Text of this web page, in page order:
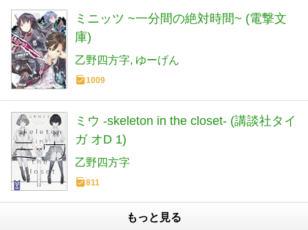
ミニッツ ~一分間の絶対時間~ (電撃文
庫)
乙野四方字 ゆーげん
1009
ミウ -skeleton in the closet- (講談社タイ
ガ オD 1)
乙野四方字
811
もっと見る